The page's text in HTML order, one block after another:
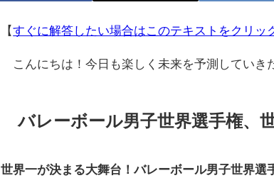
【すぐに解答したい場合はこのテキストをクリッ
こんにちは！今日も楽しく未来を予測していき
バレーボール男子世界選手権、
世界一が決まる大舞台！バレーボール男子世界選